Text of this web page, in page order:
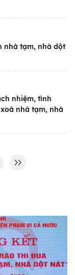
phương
phương
thành mục
lượt
tổng cộng
động; huy
trợ tổng
đối tượng
về nhà ở.
phong trào
nhà tạm,
ngày
Chính
nhà tạm,
là “công
nhà tạm, nhà dột
nhiệm, tình
nhà tạm, nhà